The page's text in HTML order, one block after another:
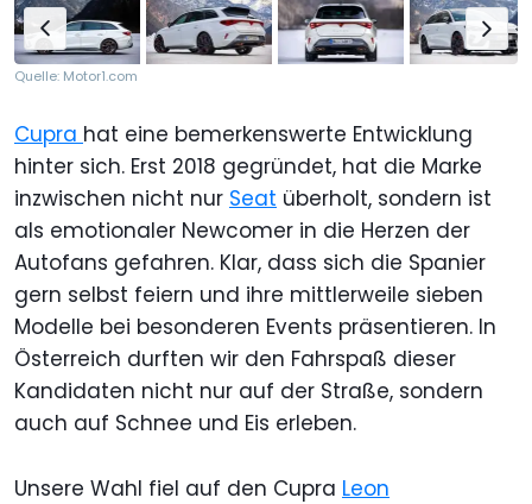
Quelle: Motor1.com
Cupra hat eine bemerkenswerte Entwicklung
hinter sich. Erst 2018 gegründet, hat die Marke
inzwischen nicht nur Seat überholt, sondern ist
als emotionaler Newcomer in die Herzen der
Autofans gefahren. Klar, dass sich die Spanier
gern selbst feiern und ihre mittlerweile sieben
Modelle bei besonderen Events präsentieren. In
Österreich durften wir den Fahrspaß dieser
Kandidaten nicht nur auf der Straße, sondern
auch auf Schnee und Eis erleben.
Unsere Wahl fiel auf den Cupra Leon